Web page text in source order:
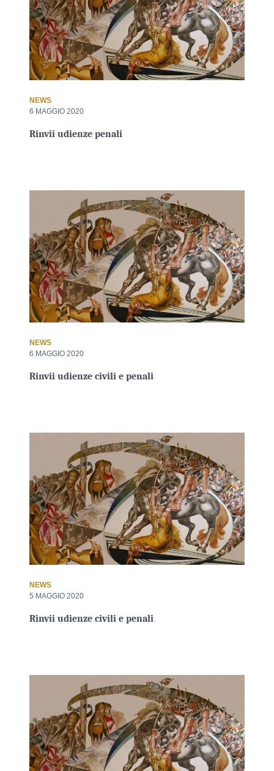
NEWS
6 MAGGIO 2020
Rinvii udienze penali
NEWS
6 MAGGIO 2020
Rinvii udienze civili e penali
NEWS
5 MAGGIO 2020
Rinvii udienze civili e penali